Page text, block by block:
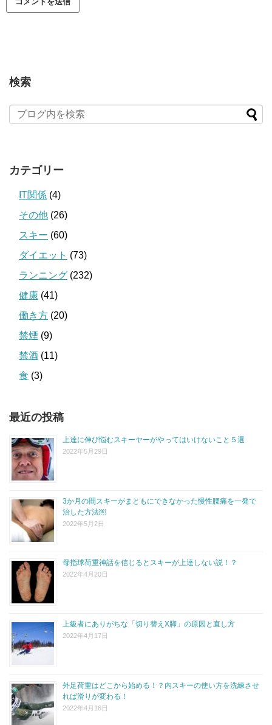
検索
カテゴリー
IT関係 (4)
その他 (26)
スキー (60)
ダイエット (73)
ランニング (232)
健康 (41)
働き方 (20)
禁煙 (9)
禁酒 (11)
食 (3)
最近の投稿
上達に伸び悩むスキーヤーがやってはいけないこと５選
2022年5月29日
3か月の間スキーがまともにできなかった慢性腰痛を一発で
治した方法￼
2022年5月2日
母指球荷重神話を信じるとスキーが上達しない説！？
2022年4月20日
上級者にありがちな「切り替えX脚」の原因と直し方
2022年4月17日
外足荷重はどこから始める！？内スキーの使い方を洗練させ
れば滑りが変わる！
2022年4月16日